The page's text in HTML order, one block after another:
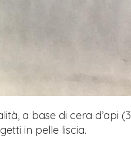
a base di cera d’api
in pelle liscia.